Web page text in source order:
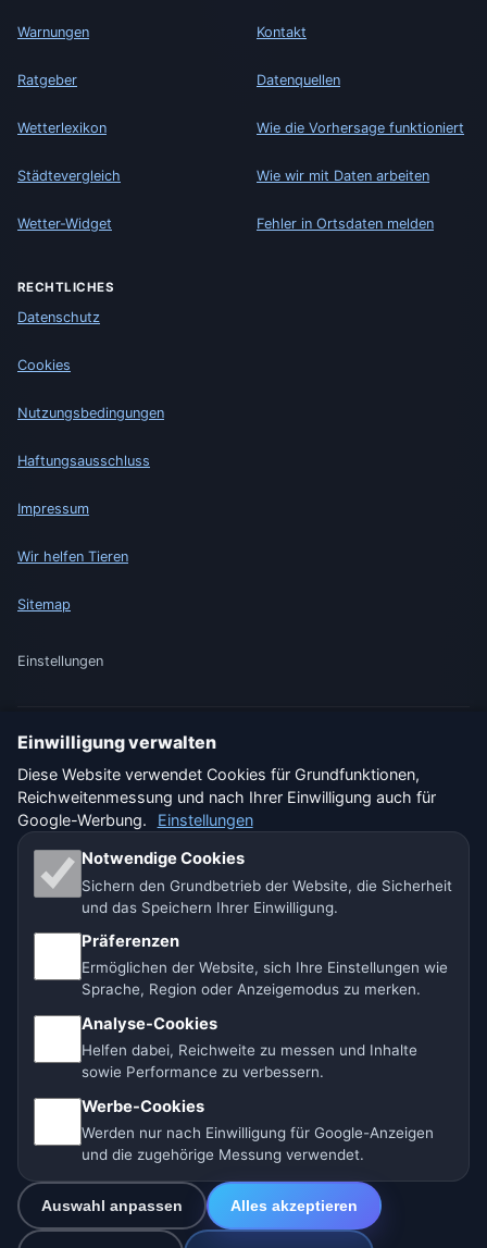
Warnungen
Ratgeber
Wetterlexikon
Städtevergleich
Wetter-Widget
Kontakt
Datenquellen
Wie die Vorhersage funktioniert
Wie wir mit Daten arbeiten
Fehler in Ortsdaten melden
RECHTLICHES
Datenschutz
Cookies
Nutzungsbedingungen
Haftungsausschluss
Impressum
Wir helfen Tieren
Sitemap
Einstellungen
🇩🇪 Wetter Deutschland
🇨🇭 Wetter Schweiz
Unsere Wetterseiten:
🇨🇿 Tschechien 🇭🇷 Kroatien 🇧🇬 Bulgarien
🇩🇪🇦🇹🇨🇭 Deutschland / Österreich / Schweiz
🌎 Lateinamerika und Spanien 🇮🇳 Süd- und Südostasien
🌍 Internationales Wetternetzwerk
21135550 |info@vorhersage.online
© 2026 Vorhersage Online · Daten: Open-Meteo (ECMWF, ICON) ·
BrightSky · OpenWeatherMap · Warnungen: MeteoSchweiz
Einwilligung verwalten
Diese Website verwendet Cookies für Grundfunktionen,
Reichweitenmessung und nach Ihrer Einwilligung auch für
Google-Werbung.
Einstellungen
Notwendige Cookies
Sichern den Grundbetrieb der Website, die Sicherheit
und das Speichern Ihrer Einwilligung.
Präferenzen
Ermöglichen der Website, sich Ihre Einstellungen wie
Sprache, Region oder Anzeigemodus zu merken.
Analyse-Cookies
Helfen dabei, Reichweite zu messen und Inhalte
sowie Performance zu verbessern.
Werbe-Cookies
Werden nur nach Einwilligung für Google-Anzeigen
und die zugehörige Messung verwendet.
Auswahl anpassen Alles akzeptieren